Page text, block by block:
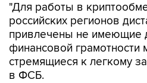
"Для работы в
российских регионов
привлечены не имеющие
финансовой
стремящиеся к легкому
в ФСБ.